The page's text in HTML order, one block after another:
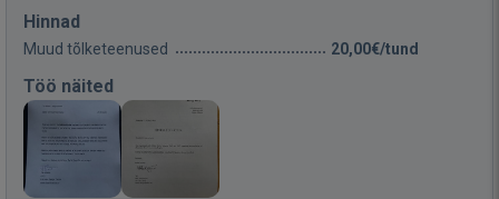
Hinnad
Muud tõlketeenused 20,00€/tund
Töö näited